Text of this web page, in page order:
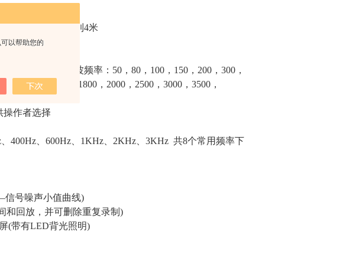
以帮助您的
】
确定位，深可测到4米
范围
～5000 Hz；滤波频率：50，80，100，150，200，300，
，1200，1500，1800，2000，2500，3000，3500，
操作者选择
400Hz、600Hz、1KHz、2KHz、3KHz 共8个常用频率下
信号噪声小值曲线)
回放，并可删除重复录制)
(带有LED背光照明)